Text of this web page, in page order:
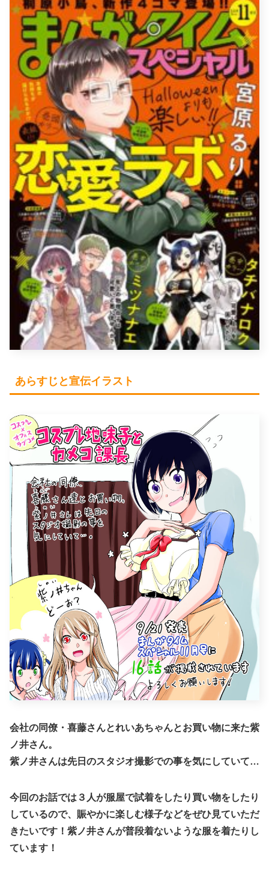
あらすじと宣伝イラスト
会社の同僚・喜藤さんとれいあちゃんとお買い物に来た紫
ノ井さん。
紫ノ井さんは先日のスタジオ撮影での事を気にしていて…
今回のお話では３人が服屋で試着をしたり買い物をしたり
しているので、賑やかに楽しむ様子などをぜひ見ていただ
きたいです！紫ノ井さんが普段着ないような服を着たりし
ています！